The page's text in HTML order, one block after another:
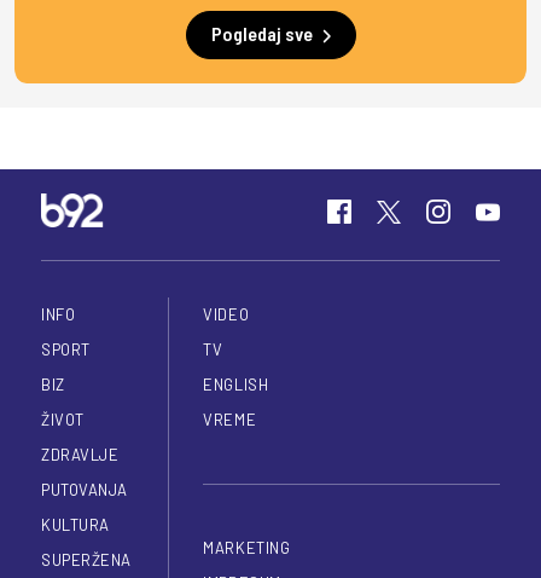
Pogledaj sve
INFO
SPORT
BIZ
ŽIVOT
ZDRAVLJE
PUTOVANJA
KULTURA
SUPERŽENA
VIDEO
TV
ENGLISH
VREME
MARKETING